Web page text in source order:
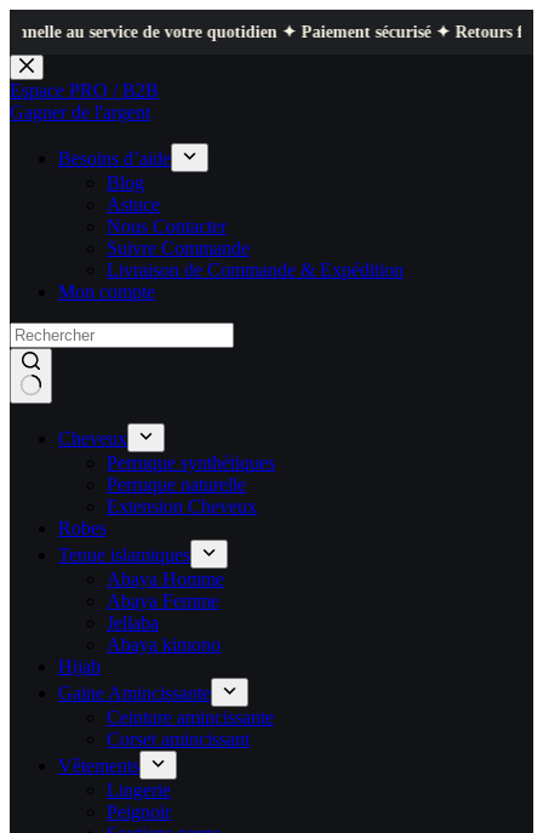
de votre quotidien ✦ Paiement sécurisé ✦ Retours faciles
Passer
au
contenu
Espace PRO / B2B
Gagner de l'argent
Besoins d’aide
Blog
Astuce
Nous Contacter
Suivre Commande
Livraison de Commande & Expédition
Mon compte
Cheveux
Perruque synthétiques
Perruque naturelle
Extension Cheveux
Robes
Tenue islamiques
Abaya Homme
Abaya Femme
Jellaba
Abaya kimono
Hijab
Gaine Amincissante
Ceinture amincissante
Corset amincissant
Vêtements
Lingerie
Peignoir